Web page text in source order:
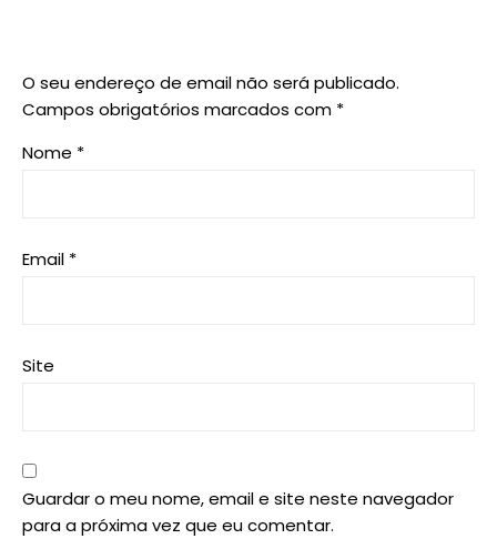
O seu endereço de email não será publicado.
Campos obrigatórios marcados com *
Nome *
Email *
Site
Guardar o meu nome, email e site neste navegador
para a próxima vez que eu comentar.